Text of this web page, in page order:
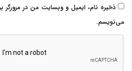
ذخیره نام، ایمیل و وبسایت من در مرورگر
می‌نویسم.